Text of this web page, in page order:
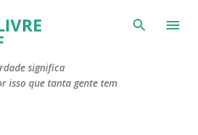
o conteúdo principal
significa
isso que tanta gente tem